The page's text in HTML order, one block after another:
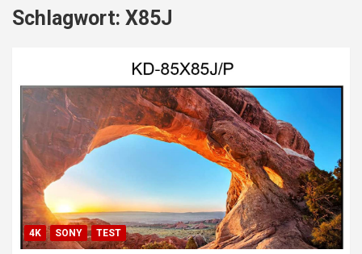
Schlagwort: X85J
4K SONY TEST